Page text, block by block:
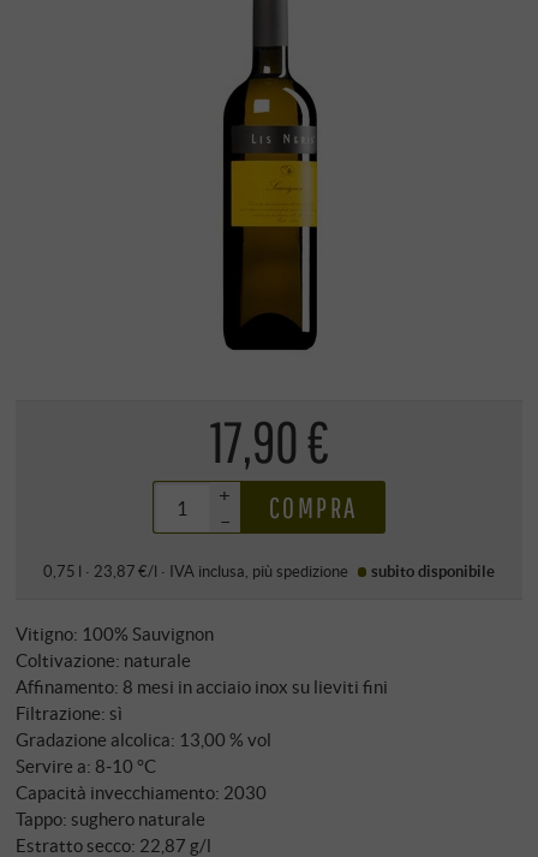
17,90 €
+
–
COMPRA
0,75 l · 23,87 €/l · IVA inclusa , più spedizione subito disponibile
Vitigno: 100% Sauvignon
Coltivazione: naturale
Affinamento: 8 mesi in acciaio inox su lieviti fini
Filtrazione: sì
Gradazione alcolica: 13,00 % vol
Servire a: 8‑10 °C
Capacità invecchiamento: 2030
Tappo: sughero naturale
Estratto secco: 22,87 g/l